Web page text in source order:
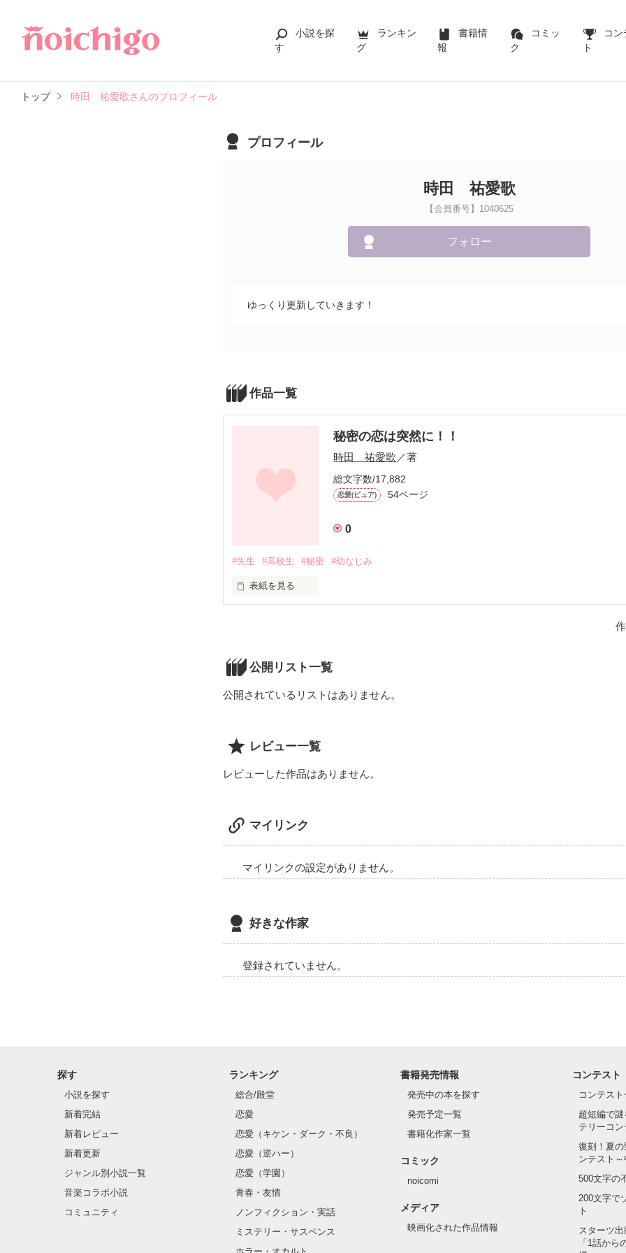
小説を探
す
ランキン
グ
書籍情
報
コミッ
ク
コン
ト
トップ 時田 祐愛歌さんのプロフィール
プロフィール
時田 祐愛歌
【会員番号】1040625
フォロー
ゆっくり更新していきます！
作品一覧
秘密の恋は突然に！！
時田 祐愛歌／著
総文字数/17,882
恋愛(ピュア) 54ページ
0
#先生 #高校生 #秘密 #幼なじみ
表紙を見る
「先生！！
からかうのはやめてください！」
３年２組担任兼数学の先生
「お前の怒った顔そそられる。」
公開リスト一覧
公開されているリストはありません。
レビュー一覧
レビューした作品はありません。
マイリンク
マイリンクの設定がありません。
好きな作家
登録されていません。
探す
小説を探す
新着完結
新着レビュー
新着更新
ジャンル別小説一覧
音楽コラボ小説
コミュニティ
ランキング
総合/殿堂
恋愛
恋愛（キケン・ダーク・不良）
恋愛（逆ハー）
恋愛（学園）
青春・友情
ノンフィクション・実話
ミステリー・サスペンス
書籍発売情報
発売中の本を探す
発売予定一覧
書籍化作家一覧
コミック
noicomi
メディア
映画化された作品情報
コンテスト
コンテスト
超短編で
テリーコン
復刻！夏
ンテスト
500文字の
200文字で
ト
スターツ
「1話から